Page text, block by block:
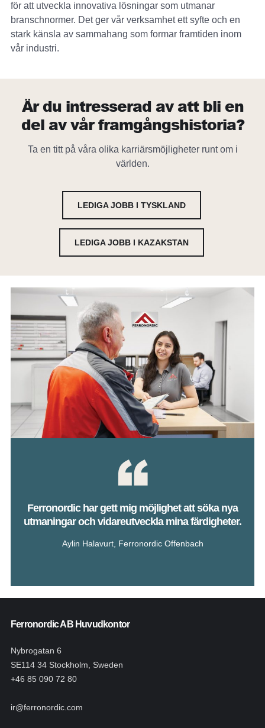
för att utveckla innovativa lösningar som utmanar
branschnormer. Det ger vår verksamhet ett syfte och en
stark känsla av sammahang som formar framtiden inom
vår industri.
Är du intresserad av att bli en
del av vår framgångshistoria?
Ta en titt på våra olika karriärsmöjligheter runt om i
världen.
LEDIGA JOBB I TYSKLAND
LEDIGA JOBB I KAZAKSTAN
Ferronordic har gett mig möjlighet att söka nya
utmaningar och vidareutveckla mina färdigheter.
Aylin Halavurt, Ferronordic Offenbach
Ferronordic AB Huvudkontor
Nybrogatan 6
SE114 34 Stockholm, Sweden
+46 85 090 72 80
ir@ferronordic.com